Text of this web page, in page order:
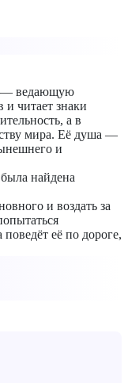
— ведающую
читает знаки
а в
мира. Её душа —
и
найдена
и воздать за
её по дороге,